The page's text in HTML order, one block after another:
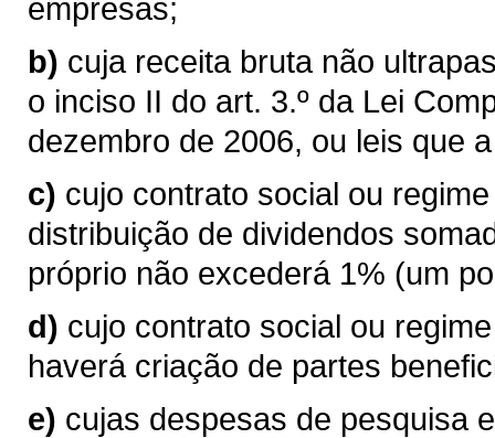
empresas;
b) cuja receita bruta não
o inciso II do art. 3.º da Lei
dezembro de 2006, ou leis que
c) cujo contrato social ou
distribuição de dividendos
próprio não excederá 1% (um
d) cujo contrato social ou
haverá criação de partes
e) cujas despesas de pesquisa